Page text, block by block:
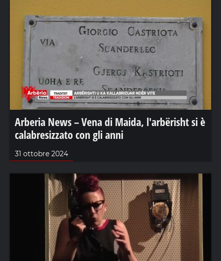
Arberia News – Vena di Maida, l'arbërisht si è
calabresizzato con gli anni
31 ottobre 2024